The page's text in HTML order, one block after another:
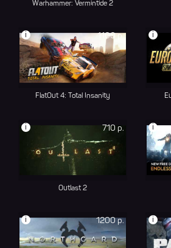
Warhammer: Vermintide 2
1100 р.
i
FlatOut 4: Total Insanity
i
710 р.
i
Outlast 2
i
1200 р.
i i